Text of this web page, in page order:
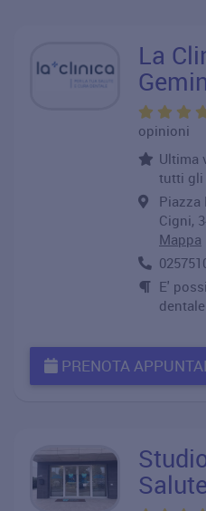
La
opinioni
Ultima
tutti gli
Piazza
Cigni,
Mappa
E'
dentale
PRENOTA